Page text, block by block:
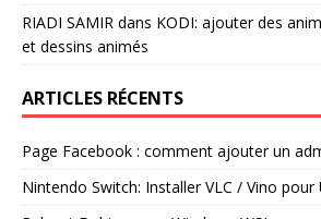
RIADI SAMIR dans KODI: ajouter des
et dessins animés
ARTICLES RÉCENTS
Page Facebook : comment ajouter un
Nintendo Switch: Installer VLC / Vino pour